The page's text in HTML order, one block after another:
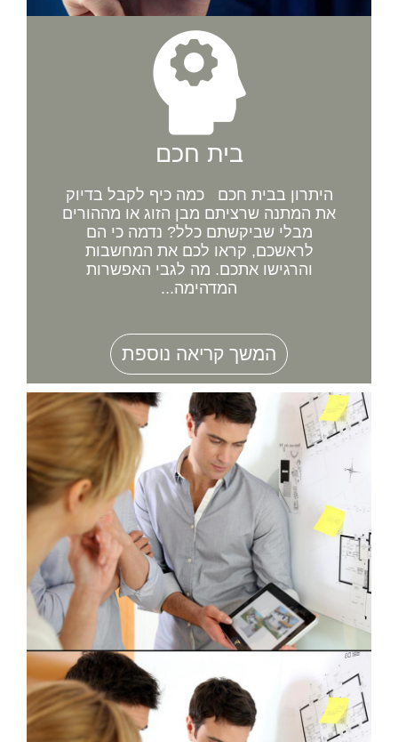
בית חכם
היתרון בבית חכם כמה כיף לקבל בדיוק
את המתנה שרציתם מבן הזוג או מההורים
מבלי שביקשתם כלל? נדמה כי הם
לראשכם, קראו לכם את המחשבות
והרגישו אתכם. מה לגבי האפשרות
המדהימה...
המשך קריאה נוספת